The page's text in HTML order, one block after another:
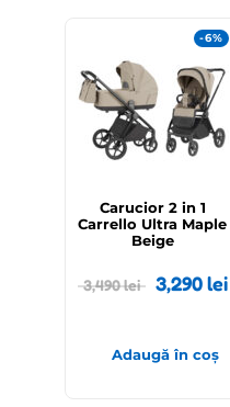
-6%
Carucior 2 in 1
Carrello Ultra Maple
Beige
3,490lei 3,290lei
Adaugă în coș